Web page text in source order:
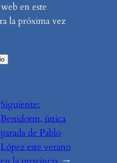
en este
la próxima vez
Siguiente:
Benidorm, única
parada de Pablo
López este verano